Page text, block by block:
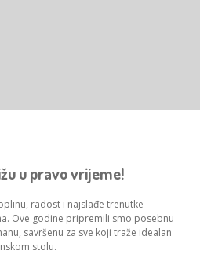
u pravo vrijeme!
radost i najslađe trenutke
Ove godine pripremili smo posebnu
savršenu za sve koji traže idealan
stolu.